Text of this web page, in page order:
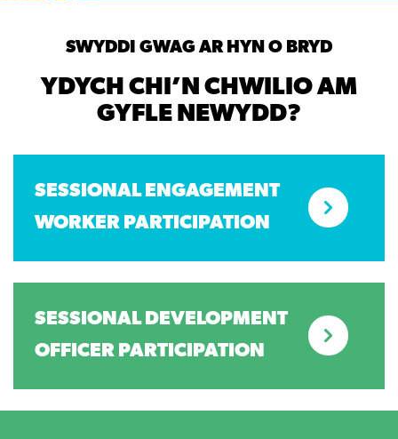
SWYDDI GWAG AR HYN O BRYD
YDYCH CHI’N CHWILIO AM
GYFLE NEWYDD?
SESSIONAL ENGAGEMENT
WORKER PARTICIPATION
SESSIONAL DEVELOPMENT
OFFICER PARTICIPATION